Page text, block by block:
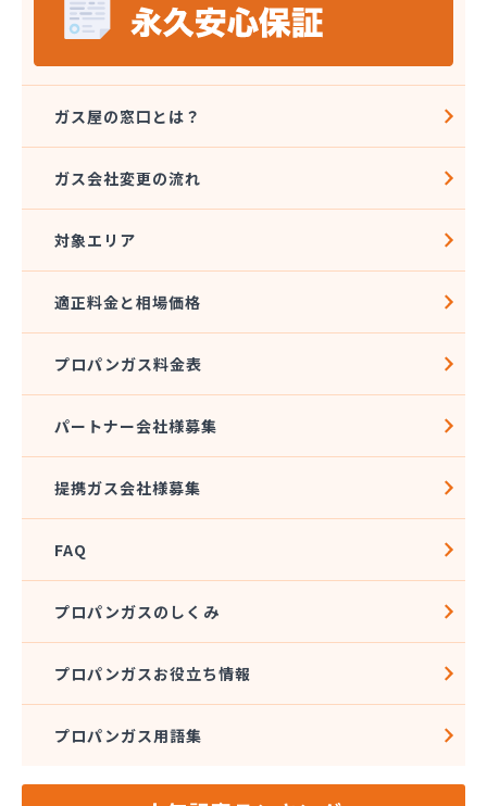
ガス屋の窓口とは？
ガス会社変更の流れ
対象エリア
適正料金と相場価格
プロパンガス料金表
パートナー会社様募集
提携ガス会社様募集
FAQ
プロパンガスのしくみ
プロパンガスお役立ち情報
プロパンガス用語集